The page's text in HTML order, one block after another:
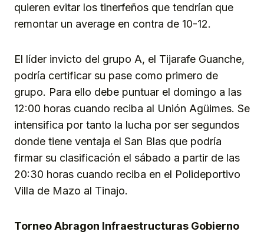
quieren evitar los tinerfeños que tendrían que
remontar un average en contra de 10-12.
El líder invicto del grupo A, el Tijarafe Guanche,
podría certificar su pase como primero de
grupo. Para ello debe puntuar el domingo a las
12:00 horas cuando reciba al Unión Agüimes. Se
intensifica por tanto la lucha por ser segundos
donde tiene ventaja el San Blas que podría
firmar su clasificación el sábado a partir de las
20:30 horas cuando reciba en el Polideportivo
Villa de Mazo al Tinajo.
Torneo Abragon Infraestructuras Gobierno